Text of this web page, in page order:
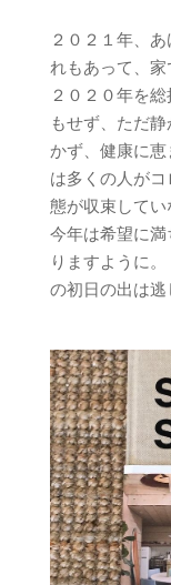
２０２１年、
れもあって、家
２０２０年を
もせず、ただ
かず、健康に
は多くの人が
態が収束して
今年は希望に
りますように
の初日の出は